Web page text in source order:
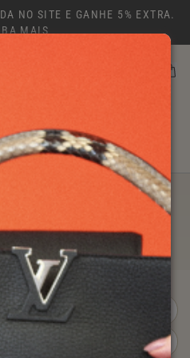
NO SITE E GANHE 5% EXTRA.
MAIS
BOLSASNK ARCHIVEEXPLORAR